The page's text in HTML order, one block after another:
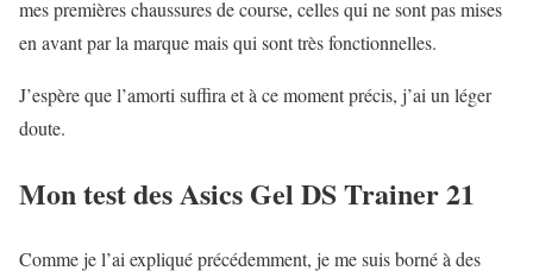
mes premières chaussures de course, celles qui ne sont pas mises
en avant par la marque mais qui sont très fonctionnelles.
J’espère que l’amorti suffira et à ce moment précis, j’ai un léger
doute.
Mon test des Asics Gel DS Trainer 21
Comme je l’ai expliqué précédemment, je me suis borné à des